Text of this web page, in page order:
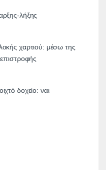
λήξης
χαρτιού: μέσω της
επιστροφής
δοχείο: ναι